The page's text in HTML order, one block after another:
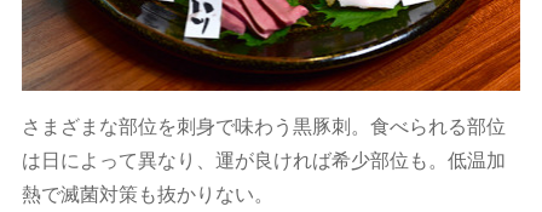
さまざまな部位を刺身で味わう黒豚刺。食べられる部位
は日によって異なり、運が良ければ希少部位も。低温加
熱で滅菌対策も抜かりない。